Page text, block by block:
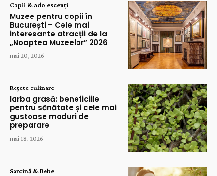
Copii & adolescenți
Muzee pentru copii în
București – Cele mai
interesante atracții de la
„Noaptea Muzeelor” 2026
mai 20, 2026
Rețete culinare
Iarba grasă: beneficiile
pentru sănătate și cele mai
gustoase moduri de
preparare
mai 18, 2026
Sarcină & Bebe